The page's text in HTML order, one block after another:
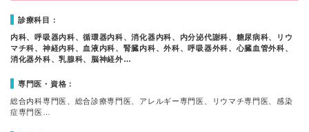
診療科目：
内科、呼吸器内科、循環器内科、消化器内科、内分泌代謝科、糖尿病科、リウ
マチ科、神経内科、血液内科、腎臓内科、外科、呼吸器外科、心臓血管外科、
消化器外科、乳腺科、脳神経外…
専門医・資格：
総合内科専門医、総合診療専門医、アレルギー専門医、リウマチ専門医、感染
症専門医…